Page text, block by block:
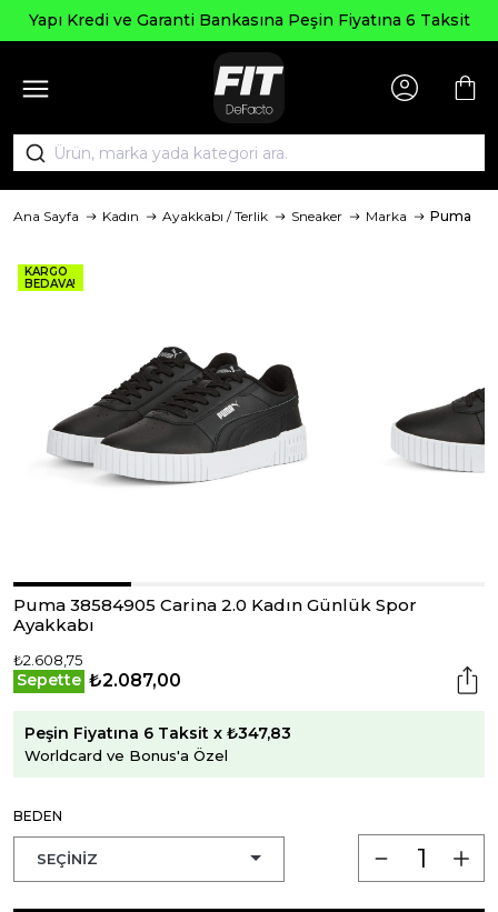
Garanti Bankasına Peşin Fiyatına 6 Taksit
Ana Sayfa Kadın Ayakkabı / Terlik Sneaker Marka Puma
KARGO
BEDAVA!
Puma 38584905 Carina 2.0 Kadın Günlük Spor
Ayakkabı
₺2.608,75
Sepette ₺2.087,00
Peşin Fiyatına 6 Taksit x ₺347,83
Worldcard ve Bonus'a Özel
BEDEN